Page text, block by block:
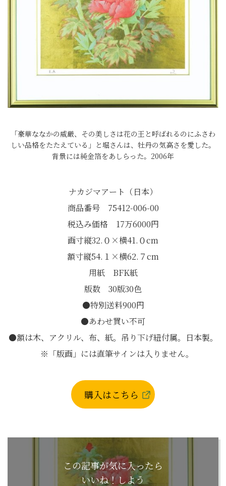
「豪華ななかの威厳、その美しさは花の王と呼ばれるのにふさわ
しい品格をたたえている」と堀さんは、牡丹の気高さを愛した。
背景には純金箔をあしらった。2006年
ナカジマアート（日本）
商品番号 75412-006-00
税込み価格 17万6000円
画寸縦32.０×横41.０cm
額寸縦54.１×横62.７cm
用紙 BFK紙
版数 30版30色
●特別送料900円
●あわせ買い不可
●額は木、アクリル、布、紙。吊り下げ紐付属。日本製。
※「版画」には直筆サインは入りません。
購入はこちら
この記事が気に入ったら
いいね！しよう